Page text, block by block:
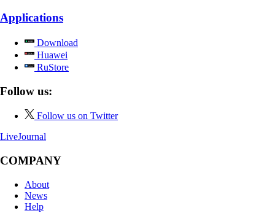
Applications
Download
Huawei
RuStore
Follow us:
Follow us on Twitter
LiveJournal
COMPANY
About
News
Help